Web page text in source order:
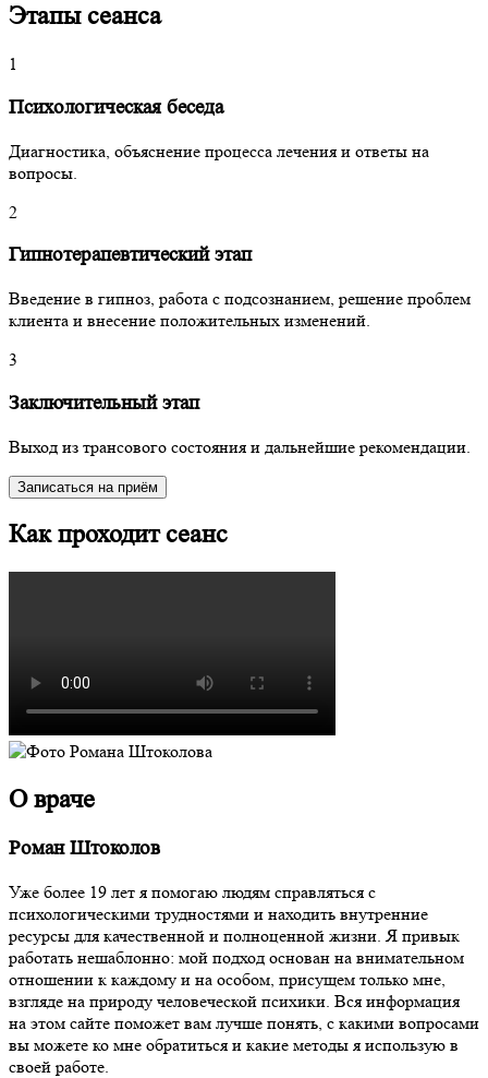
Этапы сеанса
1
Психологическая беседа
Диагностика, объяснение процесса лечения и ответы на
вопросы.
2
Гипнотерапевтический этап
Введение в гипноз, работа с подсознанием, решение проблем
клиента и внесение положительных изменений.
3
Заключительный этап
Выход из трансового состояния и дальнейшие рекомендации.
Записаться на приём
Как проходит сеанс
О враче
Роман Штоколов
Уже более 19 лет я помогаю людям справляться с
психологическими трудностями и находить внутренние
ресурсы для качественной и полноценной жизни. Я привык
работать нешаблонно: мой подход основан на внимательном
отношении к каждому и на особом, присущем только мне,
взгляде на природу человеческой психики. Вся информация
на этом сайте поможет вам лучше понять, с какими вопросами
вы можете ко мне обратиться и какие методы я использую в
своей работе.